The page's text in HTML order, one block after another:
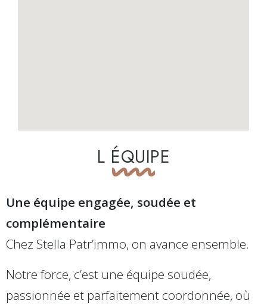
L ÉQUIPE
Une équipe engagée, soudée et
complémentaire
Chez Stella Patr’immo, on avance ensemble.
Notre force, c’est une équipe soudée,
passionnée et parfaitement coordonnée, où